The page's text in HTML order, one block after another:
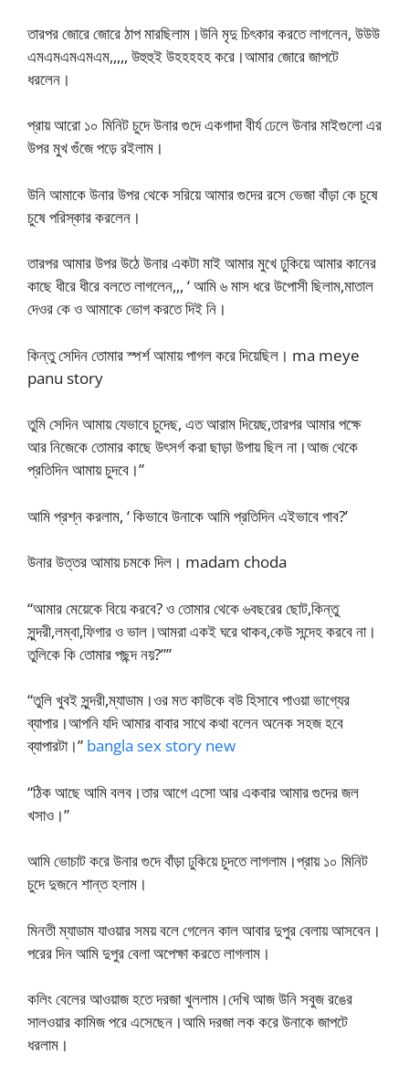
তারপর জোরে জোরে ঠাপ মারছিলাম।উনি মৃদু চিৎকার করতে লাগলেন, উউউ
এমএমএমএমএম,,,,, উহুহুই উহহহহহ করে।আমার জোরে জাপটে
ধরলেন।
প্রায় আরো ১০ মিনিট চুদে উনার গুদে একগাদা বীর্য ঢেলে উনার মাইগুলো এর
উপর মুখ গুঁজে পড়ে রইলাম।
উনি আমাকে উনার উপর থেকে সরিয়ে আমার গুদের রসে ভেজা বাঁড়া কে চুষে
চুষে পরিস্কার করলেন।
তারপর আমার উপর উঠে উনার একটা মাই আমার মুখে ঢুকিয়ে আমার কানের
কাছে ধীরে ধীরে বলতে লাগলেন,,, ‘ আমি ৬ মাস ধরে উপোসী ছিলাম,মাতাল
দেওর কে ও আমাকে ভোগ করতে দিই নি।
কিন্তু সেদিন তোমার স্পর্শ আমায় পাগল করে দিয়েছিল। ma meye
panu story
তুমি সেদিন আমায় যেভাবে চুদেছ, এত আরাম দিয়েছ,তারপর আমার পক্ষে
আর নিজেকে তোমার কাছে উৎসর্গ করা ছাড়া উপায় ছিল না।আজ থেকে
প্রতিদিন আমায় চুদবে।”
আমি প্রশ্ন করলাম, ‘ কিভাবে উনাকে আমি প্রতিদিন এইভাবে পাব?’
উনার উত্তর আমায় চমকে দিল। madam choda
“আমার মেয়েকে বিয়ে করবে? ও তোমার থেকে ৬বছরের ছোট,কিন্তু
সুন্দরী,লম্বা,ফিগার ও ভাল।আমরা একই ঘরে থাকব,কেউ সন্দেহ করবে না।
তুলিকে কি তোমার পছন্দ নয়?””
“তুলি খুবই সুন্দরী,ম্যাডাম।ওর মত কাউকে বউ হিসাবে পাওয়া ভাগ্যের
ব্যাপার।আপনি যদি আমার বাবার সাথে কথা বলেন অনেক সহজ হবে
ব্যাপারটা।” bangla sex story new
“ঠিক আছে আমি বলব।তার আগে এসো আর একবার আমার গুদের জল
খসাও।”
আমি ভোচাট করে উনার গুদে বাঁড়া ঢুকিয়ে চুদতে লাগলাম।প্রায় ১০ মিনিট
চুদে দুজনে শান্ত হলাম।
মিনতী ম্যাডাম যাওয়ার সময় বলে গেলেন কাল আবার দুপুর বেলায় আসবেন।
পরের দিন আমি দুপুর বেলা অপেক্ষা করতে লাগলাম।
কলিং বেলের আওয়াজ হতে দরজা খুললাম।দেখি আজ উনি সবুজ রঙের
সালওয়ার কামিজ পরে এসেছেন।আমি দরজা লক করে উনাকে জাপটে
ধরলাম।